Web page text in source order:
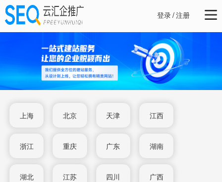
登录/注册
上海 北京 天津 江西
浙江 重庆 广东 湖南
湖北 江苏 四川 广西